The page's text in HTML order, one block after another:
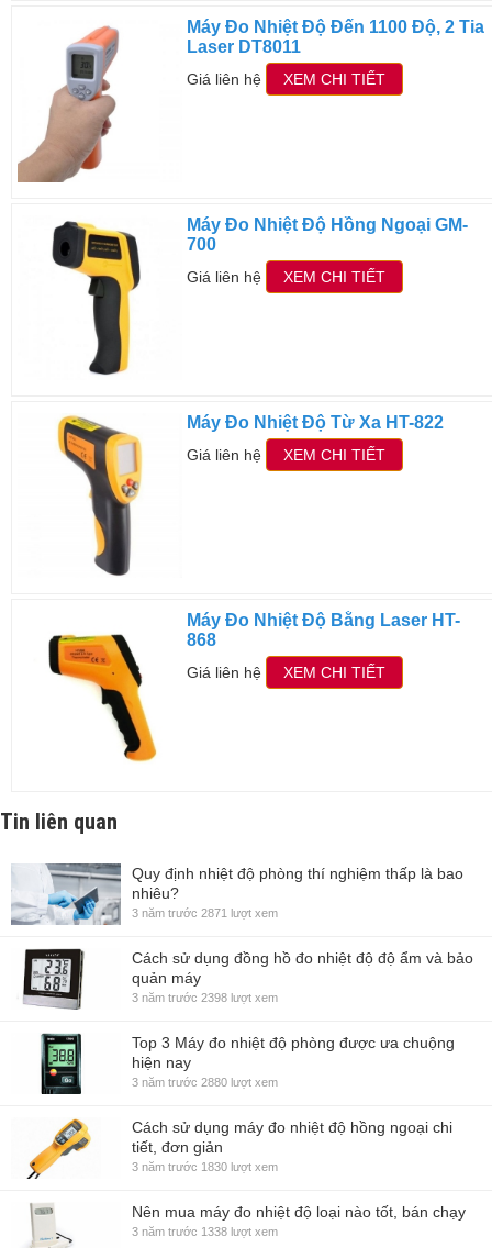
Máy Đo Nhiệt Độ Đến 1100 Độ, 2 Tia
Laser DT8011
Giá liên hệ XEM CHI TIẾT
Máy Đo Nhiệt Độ Hồng Ngoại GM-
700
Giá liên hệ XEM CHI TIẾT
Máy Đo Nhiệt Độ Từ Xa HT-822
Giá liên hệ XEM CHI TIẾT
Máy Đo Nhiệt Độ Bằng Laser HT-
868
Giá liên hệ XEM CHI TIẾT
Tin liên quan
Quy định nhiệt độ phòng thí nghiệm thấp là bao
nhiêu?
3 năm trước 2871 lượt xem
Cách sử dụng đồng hồ đo nhiệt độ độ ẩm và bảo
quản máy
3 năm trước 2398 lượt xem
Top 3 Máy đo nhiệt độ phòng được ưa chuộng
hiện nay
3 năm trước 2880 lượt xem
Cách sử dụng máy đo nhiệt độ hồng ngoại chi
tiết, đơn giản
3 năm trước 1830 lượt xem
Nên mua máy đo nhiệt độ loại nào tốt, bán chạy
3 năm trước 1338 lượt xem